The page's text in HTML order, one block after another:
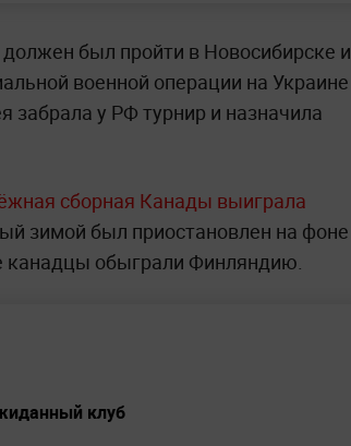
был пройти в Новосибирске и
военной операции на Украине
у РФ турнир и назначила
сборная Канады выиграла
зимой был приостановлен на фоне
канадцы обыграли Финляндию.
клуб